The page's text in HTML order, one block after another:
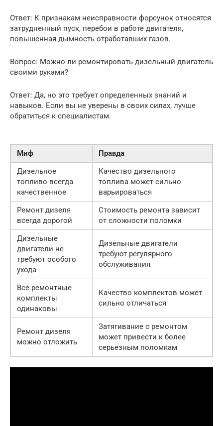
Ответ: К признакам неисправности форсунок относятся
затрудненный пуск, перебои в работе двигателя,
повышенная дымность отработавших газов.
Вопрос: Можно ли ремонтировать дизельный двигатель
своими руками?
Ответ: Да, но это требует определенных знаний и
навыков. Если вы не уверены в своих силах, лучше
обратиться к специалистам.
Миф
Правда
Дизельное
топливо всегда
качественное
Качество дизельного
топлива может сильно
варьироваться
Ремонт дизеля
всегда дорогой
Стоимость ремонта зависит
от сложности поломки
Дизельные
двигатели не
требуют особого
ухода
Дизельные двигатели
требуют регулярного
обслуживания
Все ремонтные
комплекты
одинаковы
Качество комплектов может
сильно отличаться
Ремонт дизеля
можно отложить
Затягивание с ремонтом
может привести к более
серьезным поломкам